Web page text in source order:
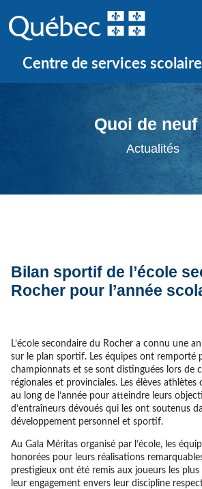
Centre de services scolaire
Quoi de neuf
Actualités
Bilan sportif de l’école
Rocher pour l’année
L’école secondaire du Rocher a connu une
sur le plan sportif. Les équipes ont remporté
championnats et se sont distinguées lors de
régionales et provinciales. Les élèves
au long de l’année pour atteindre leurs
d’entraîneurs dévoués qui les ont soutenus
développement personnel et sportif.
Au Gala Méritas organisé par l’école, les
honorées pour leurs réalisations
prestigieux ont été remis aux joueurs les
leur engagement envers leur discipline